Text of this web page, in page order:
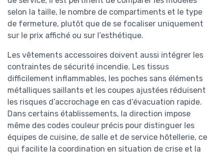
selon la taille, le nombre de compartiments et le type
de fermeture, plutôt que de se focaliser uniquement
sur le prix affiché ou sur l’esthétique.
Les vêtements accessoires doivent aussi intégrer les
contraintes de sécurité incendie. Les tissus
difficilement inflammables, les poches sans éléments
métalliques saillants et les coupes ajustées réduisent
les risques d’accrochage en cas d’évacuation rapide.
Dans certains établissements, la direction impose
même des codes couleur précis pour distinguer les
équipes de cuisine, de salle et de service hôtellerie, ce
qui facilite la coordination en situation de crise et la